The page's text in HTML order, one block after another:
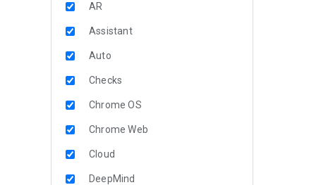
AR
Assistant
Auto
Checks
Chrome OS
Chrome Web
Cloud
DeepMind